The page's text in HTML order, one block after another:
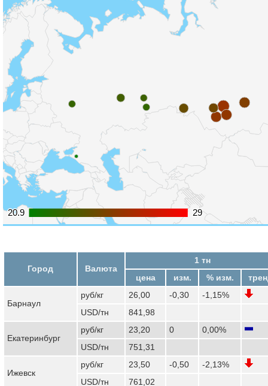
20.9
20.9 29
29
Город Валюта
1 тн
цена
изм. % изм.
Барнаул
руб/кг 26,00 -0,30
-1,15%
USD/тн
841,98
Екатеринбург
руб/кг 23,20 0
0,00%
USD/тн
751,31
Ижевск
руб/кг 23,50 -0,50
-2,13%
USD/тн
761,02